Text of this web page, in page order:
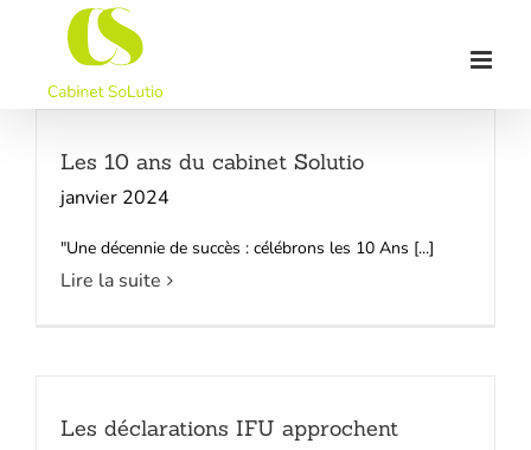
Les 10 ans du cabinet Solutio
janvier 2024
"Une décennie de succès : célébrons les 10 Ans [...]
Lire la suite
Les déclarations IFU approchent